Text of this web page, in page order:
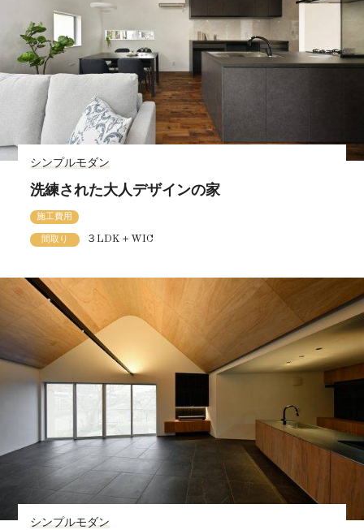
シンプルモダン
洗練された大人デザインの家
施工費用
間取り ３LDK＋WIC
シンプルモダン